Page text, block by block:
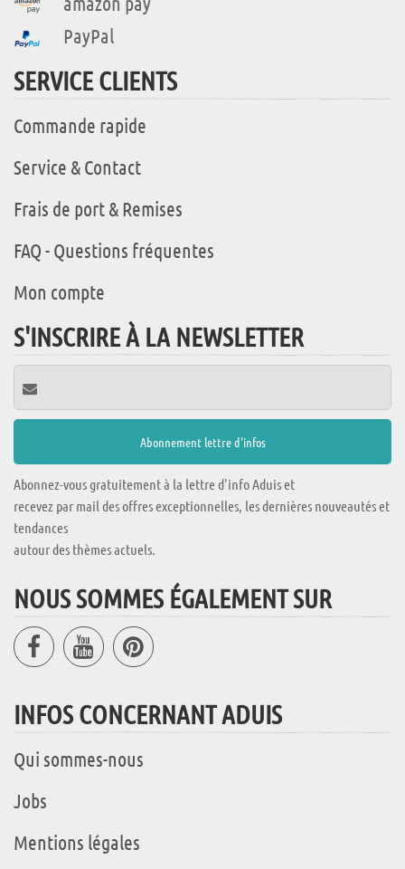
PayPal
SERVICE CLIENTS
Commande rapide
Service & Contact
Frais de port & Remises
FAQ - Questions fréquentes
Mon compte
S'INSCRIRE À LA NEWSLETTER
Abonnez-vous gratuitement à la lettre d'info Aduis et
recevez par mail des offres exceptionnelles, les dernières nouveautés et
tendances
autour des thèmes actuels.
NOUS SOMMES ÉGALEMENT SUR
INFOS CONCERNANT ADUIS
Qui sommes-nous
Jobs
Mentions légales